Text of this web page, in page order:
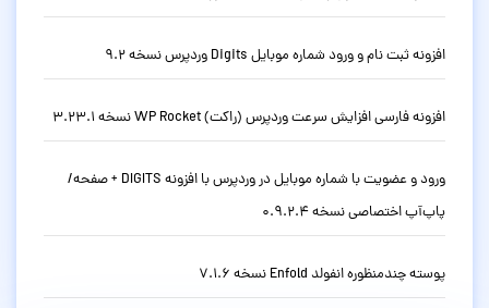
افزونه ثبت نام و ورود شماره موبایل Digits وردپرس نسخه 9.2
افزونه فارسی افزایش سرعت وردپرس (راکت) WP Rocket نسخه 3.23.1
ورود و عضویت با شماره موبایل در وردپرس با افزونه DIGITS + صفحه/
پاپ‌آپ اختصاصی نسخه 0.9.2.4
پوسته چندمنظوره انفولد Enfold نسخه 7.1.6